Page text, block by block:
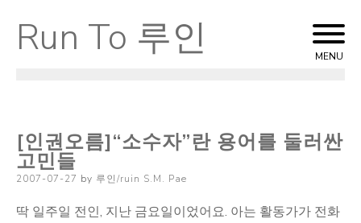
Skip
to
Run To 루인 MENU
[인권오름]“소수자”란 용어를 둘러싼
고민들
Posted
2007-07-27 by 루인/ruin S.M. Pae
딱 일주일 전인, 지난 금요일이었어요. 아는 활동가가 전화